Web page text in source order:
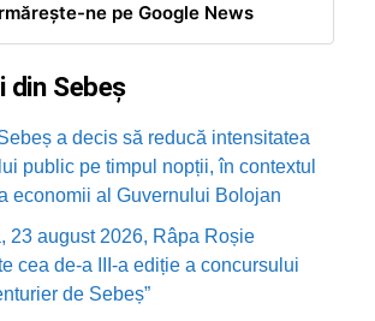
ne pe Google News
din Sebeș
a decis să reducă intensitatea
public pe timpul nopții, în contextul
economii al Guvernului Bolojan
23 august 2026, Râpa Roșie
cea de-a III-a ediție a concursului
de Sebeș”